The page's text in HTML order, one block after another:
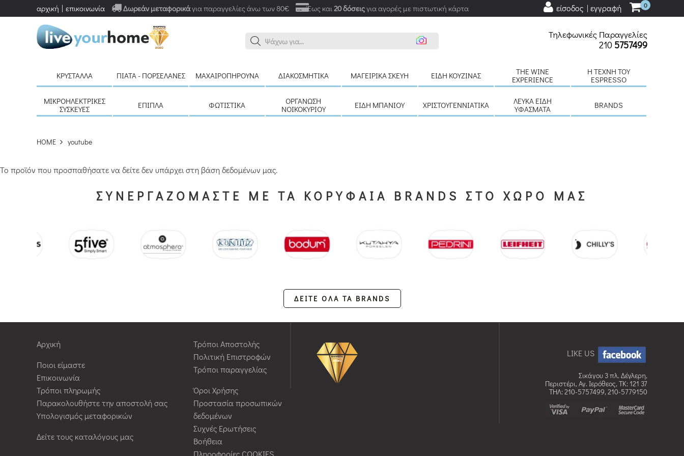
Δωρεάν μεταφορικάγια παραγγελίες άνω των 80€ Έως και20 δόσειςγια αγορές με πιστωτική κάρτα
αρχική επικοινωνία 0
είσοδος | εγγραφή
Α
Τηλεφωνικές Παραγγελίες
210 5757499
ΚΡΎΣΤΑΛΛΑ ΠΙΆΤΑ - ΠΟΡΣΕΛΆΝΕΣ ΜΑΧΑΙΡΟΠΉΡΟΥΝΑ ΔΙΑΚΟΣΜΗΤΙΚΆ ΜΑΓΕΙΡΙΚΆ ΣΚΕΎΗ ΕΊΔΗ ΚΟΥΖΊΝΑΣ
THE WINE
EXPERIENCE
H ΤΈΧΝΗ ΤΟΥ
ESPRESSO
ΜΙΚΡΟΗΛΕΚΤΡΙΚΈΣ
ΣΥΣΚΕΥΈΣ
ΈΠΙΠΛΑ ΦΩΤΙΣΤΙΚΆ
ΟΡΓΆΝΩΣΗ
ΝΟΙΚΟΚΥΡΙΟΎ
ΕΊΔΗ ΜΠΆΝΙΟΥ ΧΡΙΣΤΟΥΓΕΝΝΙΆΤΙΚΑ
ΛΕΥΚΆ ΕΊΔΗ
ΥΦΆΣΜΑΤΑ
BRANDS
HOME youtube
Το προϊόν που προσπαθήσατε να δείτε δεν υπάρχει στη βάση δεδομένων μας.
ΣΥΝΕΡΓΑΖΟΜΑΣΤΕ ΜΕ ΤΑ ΚΟΡΥΦΑΙΑ BRANDS ΣΤΟ ΧΩΡΟ ΜΑΣ
ΔΕΙΤΕ ΟΛΑ ΤΑ BRANDS
Αρχική
Ποιοι είμαστε
Επικοινωνία
Τρόποι πληρωμής
Παρακολουθήστε την αποστολή σας
Υπολογισμός μεταφορικών
Δείτε τους καταλόγους μας
Τρόποι Αποστολής
Πολιτική Επιστροφών
Τρόποι παραγγελίας
Όροι Χρήσης
Προστασία προσωπικών
δεδομένων
Συχνές Ερωτήσεις
Βοήθεια
Πληροφορίες COOKIES
LIKE US
Σικάγου 3 πλ. Δέγλερη,
Περιστέρι, Αγ. Ιερόθεος, TK: 121 37
ΤΗΛ: 210-5757499, 210-5779150